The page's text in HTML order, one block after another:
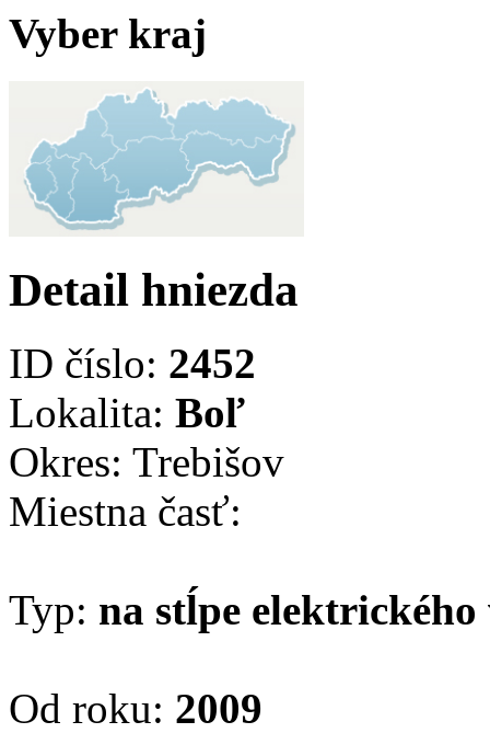
Vyber kraj
Detail hniezda
ID číslo: 2452
Lokalita: Boľ
Okres: Trebišov
Miestna časť:
Typ: na stĺpe elektrického
Od roku: 2009